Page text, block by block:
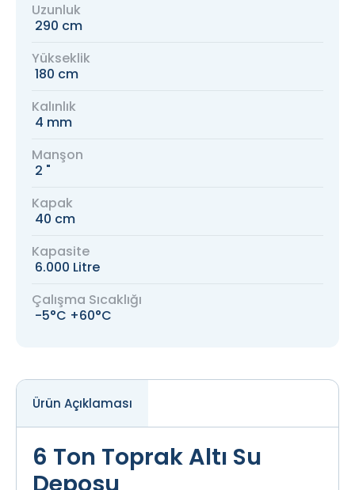
Uzunluk
290 cm
Yükseklik
180 cm
Kalınlık
4 mm
Manşon
2 "
Kapak
40 cm
Kapasite
6.000 Litre
Çalışma Sıcaklığı
-5°C +60°C
Ürün Açıklaması
6 Ton Toprak Altı Su
Deposu